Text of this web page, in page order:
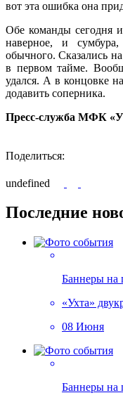
вот эта ошибка она
Обе команды сегодня
наверное, и
обычного. Сказались
в первом тайме.
удался. А в концовке
додавить соперника.
Пресс-служба МФК
Поделиться:
undefined
Последние
Баннеры на
«Ухта»
08 Июня
Баннеры на